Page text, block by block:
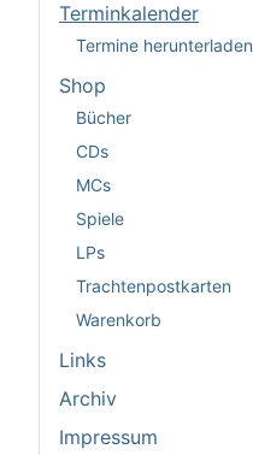
Terminkalender
Termine herunterladen
Shop
Bücher
CDs
MCs
Spiele
LPs
Trachtenpostkarten
Warenkorb
Links
Archiv
Impressum